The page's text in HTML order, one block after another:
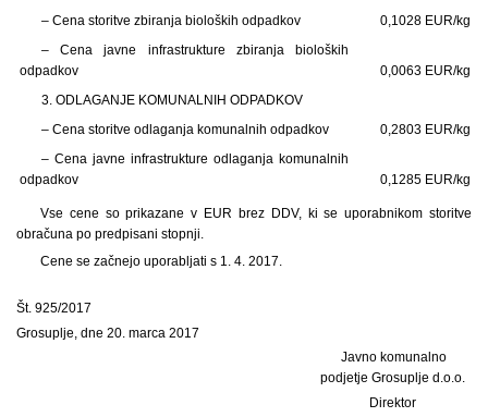
– Cena storitve zbiranja bioloških odpadkov
0,1028 EUR/kg
– Cena javne infrastrukture zbiranja bioloških
odpadkov
0,0063 EUR/kg
3. ODLAGANJE KOMUNALNIH ODPADKOV
– Cena storitve odlaganja komunalnih odpadkov
0,2803 EUR/kg
– Cena javne infrastrukture odlaganja komunalnih
odpadkov
0,1285 EUR/kg
Vse cene so prikazane v EUR brez DDV, ki se uporabnikom storitve
obračuna po predpisani stopnji.
Cene se začnejo uporabljati s 1. 4. 2017.
Št. 925/2017
Grosuplje, dne 20. marca 2017
Javno komunalno
podjetje Grosuplje d.o.o.
Direktor